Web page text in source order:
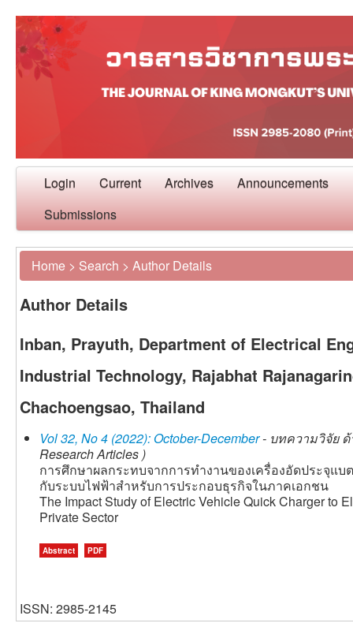
Login Current Archives Announcements
Submissions
Home > Search > Author Details
Author Details
Inban, Prayuth, Department of Electrical
Industrial Technology, Rajabhat
Chachoengsao, Thailand
Vol 32, No 4 (2022): October-December- บทความวิจัย ด้
Research Articles )
การศึกษาผลกระทบจากการทำงานของเครื่องอัดประจุแบ
กับระบบไฟฟ้าสำหรับการประกอบธุรกิจในภาคเอกชน
The Impact Study of Electric Vehicle Quick Charger to
Private Sector
Abstract PDF
ISSN: 2985-2145